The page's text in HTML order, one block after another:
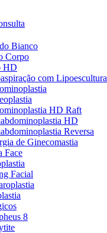
Bianco
Corpo
HD
com Lipoescultura
HD Raft
HD
Reversa
de Ginecomastia
Face
Facial
8